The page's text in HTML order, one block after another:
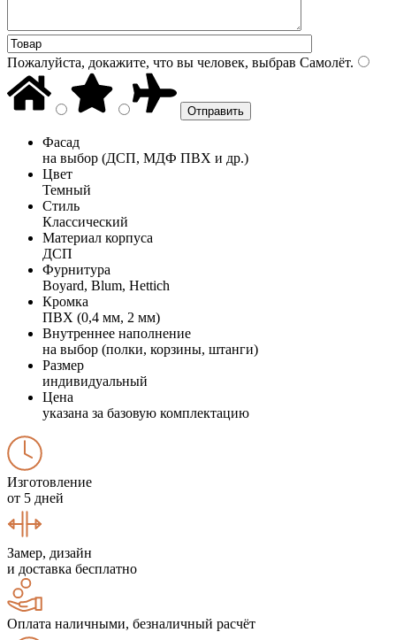
Пожалуйста, докажите, что вы человек, выбрав Самолёт.
Фасад
на выбор (ДСП, МДФ ПВХ и др.)
Цвет
Темный
Стиль
Классический
Материал корпуса
ДСП
Фурнитура
Boyard, Blum, Hettich
Кромка
ПВХ (0,4 мм, 2 мм)
Внутреннее наполнение
на выбор (полки, корзины, штанги)
Размер
индивидуальный
Цена
указана за базовую комплектацию
Изготовление
от 5 дней
Замер, дизайн
и доставка бесплатно
Оплата наличными, безналичный расчёт